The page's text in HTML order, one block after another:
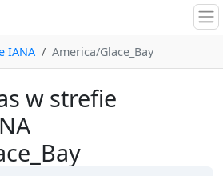
IANA America/Glace_Bay
w strefie